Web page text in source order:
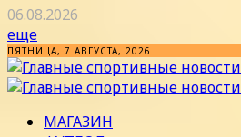
06.08.2026
еще
ПЯТНИЦА, 7 АВГУСТА, 2026
МАГАЗИН